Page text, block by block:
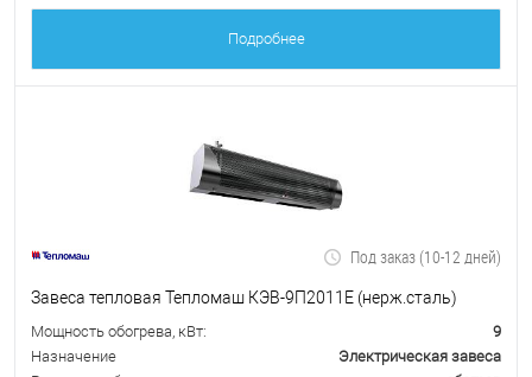
Подробнее
Под заказ (10-12 дней)
Завеса тепловая Тепломаш КЭВ-9П2011Е (нерж.сталь)
Мощность обогрева, кВт:
9
Назначение
Электрическая завеса